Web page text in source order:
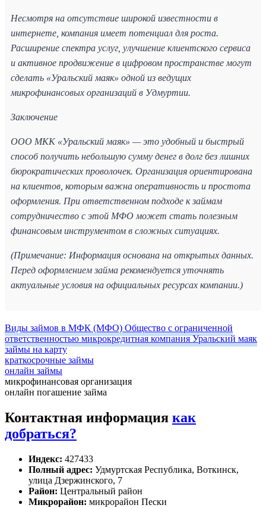
Несмотря на отсутствие широкой известности в
интернете, компания имеет потенциал для роста.
Расширение спектра услуг, улучшение клиентского сервиса
и активное продвижение в цифровом пространстве могут
сделать «Уральский маяк» одной из ведущих
микрофинансовых организаций в Удмуртии.
Заключение
ООО МКК «Уральский маяк» — это удобный и быстрый
способ получить небольшую сумму денег в долг без лишних
бюрократических проволочек. Организация ориентирована
на клиентов, которым важна оперативность и простота
оформления. При ответственном подходе к займам
сотрудничество с этой МФО может стать полезным
финансовым инструментом в сложных ситуациях.
(Примечание: Информация основана на открытых данных.
Перед оформлением займа рекомендуется уточнять
актуальные условия на официальных ресурсах компании.)
Виды займов в МФК (МФО) Общество с ограниченной
ответственностью микрокредитная компания Уральский маяк
займы на карту
краткосрочные займы
онлайн займы
микрофинансовая организация
онлайн погашение займа
Контактная информация как
добраться?
Индекс: 427433
Полный адрес: Удмуртская Республика, Воткинск,
улица Дзержинского, 7
Район: Центральный район
Микрорайон: микрорайон Пески